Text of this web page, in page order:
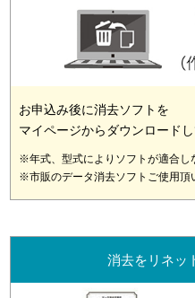
お申込み後に消去ソフトを
マイページからダウンロードし
※年式、型式によりソフトが適合し
※市販のデータ消去ソフトご使用頂
消去をリネッ